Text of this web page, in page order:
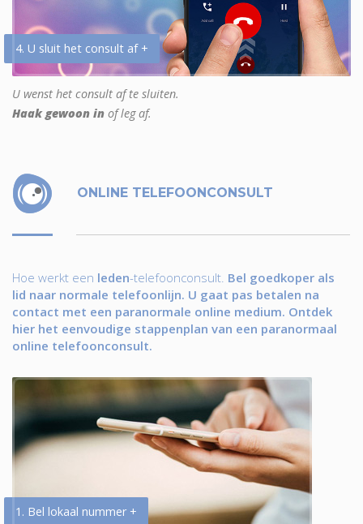
4. U sluit het consult af +
U wenst het consult af te sluiten.
Haak gewoon in of leg af.
ONLINE TELEFOONCONSULT
Hoe werkt een leden-telefoonconsult. Bel goedkoper als
lid naar normale telefoonlijn. U gaat pas betalen na
contact met een paranormale online medium. Ontdek
hier het eenvoudige stappenplan van een paranormaal
online telefoonconsult.
1. Bel lokaal nummer +